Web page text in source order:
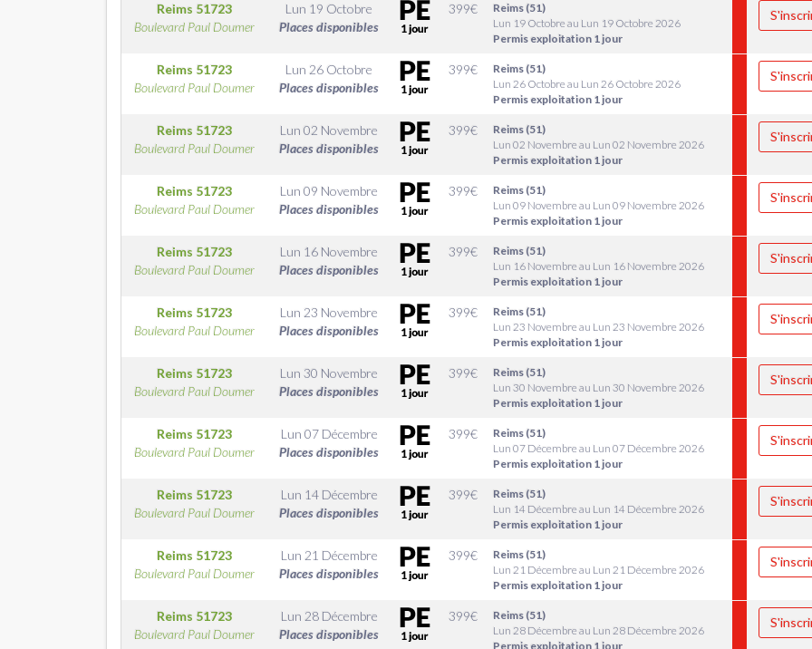
Reims 51723
Boulevard Paul Doumer
Lun 19 Octobre
Places disponibles
399€
Reims (51)
Lun 19 Octobre au Lun 19 Octobre 2026
Permis exploitation 1 jour
Reims 51723
Boulevard Paul Doumer
Lun 26 Octobre
Places disponibles
399€
Reims (51)
Lun 26 Octobre au Lun 26 Octobre 2026
Permis exploitation 1 jour
Reims 51723
Boulevard Paul Doumer
Lun 02 Novembre
Places disponibles
399€
Reims (51)
Lun 02 Novembre au Lun 02 Novembre 2026
Permis exploitation 1 jour
Reims 51723
Boulevard Paul Doumer
Lun 09 Novembre
Places disponibles
399€
Reims (51)
Lun 09 Novembre au Lun 09 Novembre 2026
Permis exploitation 1 jour
Reims 51723
Boulevard Paul Doumer
Lun 16 Novembre
Places disponibles
399€
Reims (51)
Lun 16 Novembre au Lun 16 Novembre 2026
Permis exploitation 1 jour
Reims 51723
Boulevard Paul Doumer
Lun 23 Novembre
Places disponibles
399€
Reims (51)
Lun 23 Novembre au Lun 23 Novembre 2026
Permis exploitation 1 jour
Reims 51723
Boulevard Paul Doumer
Lun 30 Novembre
Places disponibles
399€
Reims (51)
Lun 30 Novembre au Lun 30 Novembre 2026
Permis exploitation 1 jour
Reims 51723
Boulevard Paul Doumer
Lun 07 Décembre
Places disponibles
399€
Reims (51)
Lun 07 Décembre au Lun 07 Décembre 2026
Permis exploitation 1 jour
Reims 51723
Boulevard Paul Doumer
Lun 14 Décembre
Places disponibles
399€
Reims (51)
Lun 14 Décembre au Lun 14 Décembre 2026
Permis exploitation 1 jour
Reims 51723
Boulevard Paul Doumer
Lun 21 Décembre
Places disponibles
399€
Reims (51)
Lun 21 Décembre au Lun 21 Décembre 2026
Permis exploitation 1 jour
Reims 51723
Boulevard Paul Doumer
Lun 28 Décembre
Places disponibles
399€
Reims (51)
Lun 28 Décembre au Lun 28 Décembre 2026
Permis exploitation 1 jour